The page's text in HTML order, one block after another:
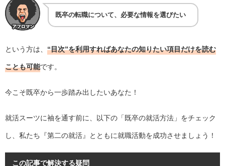
既卒の転職について、必要な情報を選びたい
という方は、 “目次”を利用すればあなたの知りたい項目だけを読む
ことも可能です。
今こそ既卒から一歩踏み出したいあなた！
就活スーツに袖を通す前に、以下の「既卒の就活方法」をチェック
し、私たち『第二の就活』とともに就職活動を成功させましょう！
この記事で解決する疑問